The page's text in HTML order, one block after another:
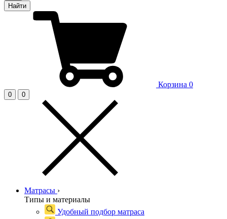
Найти
Корзина 0
0 0
Матрасы ›
Типы и материалы
Удобный подбор матраса